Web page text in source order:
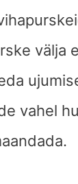
välja
vahel